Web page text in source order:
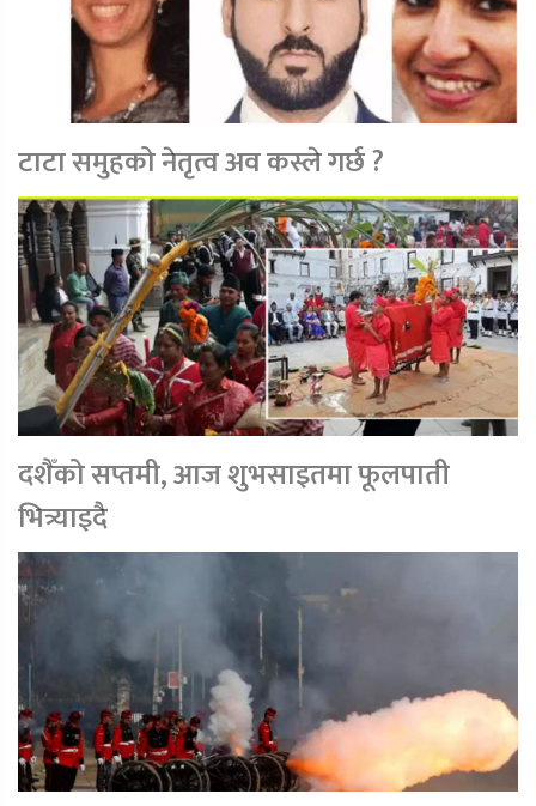
टाटा समुहको नेतृत्व अव कस्ले गर्छ ?
दशैँको सप्तमी, आज शुभसाइतमा फूलपाती
भित्र्याइदै